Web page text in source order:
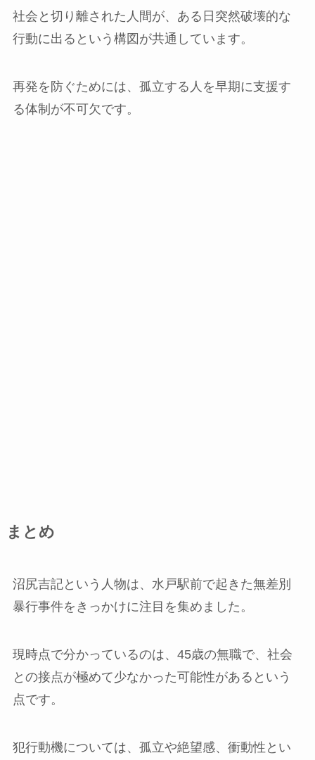
社会と切り離された人間が、ある日突然破壊的な
行動に出るという構図が共通しています。
再発を防ぐためには、孤立する人を早期に支援す
る体制が不可欠です。
まとめ
沼尻吉記という人物は、水戸駅前で起きた無差別
暴行事件をきっかけに注目を集めました。
現時点で分かっているのは、45歳の無職で、社会
との接点が極めて少なかった可能性があるという
点です。
犯行動機については、孤立や絶望感、衝動性とい